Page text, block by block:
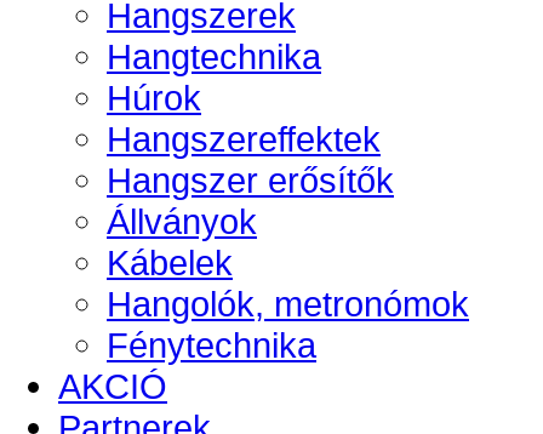
Hangszerek
Hangtechnika
Húrok
Hangszereffektek
Hangszer erősítők
Állványok
Kábelek
Hangolók, metronómok
Fénytechnika
AKCIÓ